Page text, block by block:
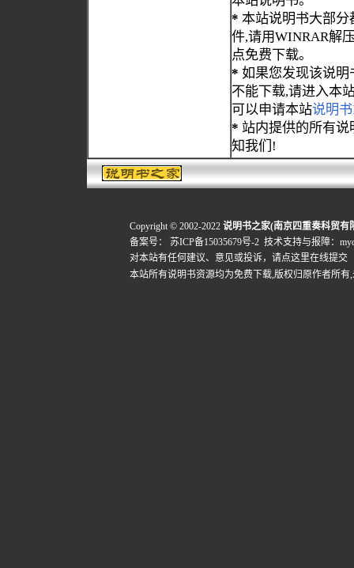
* 本站说明书大部分
件,请用WINRAR解
点免费下载。
* 如果您发现该说明
不能下载,请进入本
可以申请本站说明
* 站内提供的所有
知我们!
Copyright © 2002-2022 说明书之家(南京四重奏科贸有
备案号：
苏ICP备15035679号-2 技术支持与报障：
对本站有任何建议、意见或投诉， 请点这里在线提交
本站所有说明书资源均为免费下载,版权归原作者所